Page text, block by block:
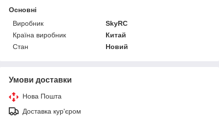
Основні
Виробник
SkyRC
Країна виробник
Китай
Стан
Новий
Умови доставки
Нова Пошта
Доставка кур'єром